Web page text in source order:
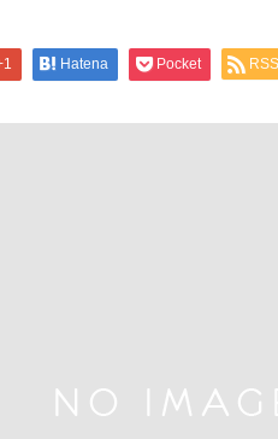
Hatena Pocket RSS